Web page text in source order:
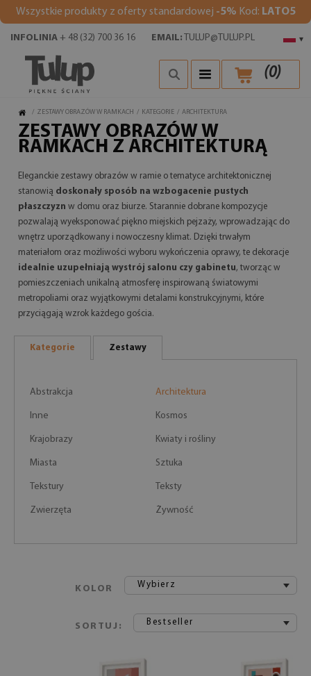
Wszystkie produkty z oferty standardowej -5% Kod: LATO5
▾
INFOLINIA + 48 (32) 700 36 16 EMAIL: TULUP@TULUP.PL
(0)
/ ZESTAWY OBRAZÓW W RAMKACH / KATEGORIE / ARCHITEKTURA
ZESTAWY OBRAZÓW W
RAMKACH Z ARCHITEKTURĄ
Eleganckie zestawy obrazów w ramie o tematyce architektonicznej
stanowią doskonały sposób na wzbogacenie pustych
płaszczyzn w domu oraz biurze. Starannie dobrane kompozycje
pozwalają wyeksponować piękno miejskich pejzaży, wprowadzając do
wnętrz uporządkowany i nowoczesny klimat. Dzięki trwałym
materiałom oraz możliwości wyboru wykończenia oprawy, te dekoracje
idealnie uzupełniają wystrój salonu czy gabinetu, tworząc w
pomieszczeniach unikalną atmosferę inspirowaną światowymi
metropoliami oraz wyjątkowymi detalami konstrukcyjnymi, które
przyciągają wzrok każdego gościa.
Kategorie Zestawy
Abstrakcja Architektura
Inne Kosmos
Krajobrazy Kwiaty i rośliny
Miasta Sztuka
Tekstury Teksty
Zwierzęta Żywność
KOLOR Wybierz
SORTUJ: Bestseller